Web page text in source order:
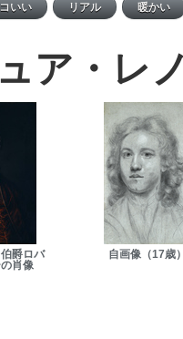
ア・レ
爵ロバ
肖像
自画像（17歳